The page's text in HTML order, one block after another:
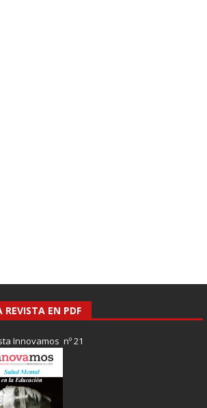
REVISTA EN PDF
Innovamos nº 21